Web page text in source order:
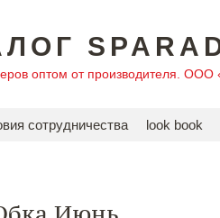
оптом от производителя.
сотрудничества look book